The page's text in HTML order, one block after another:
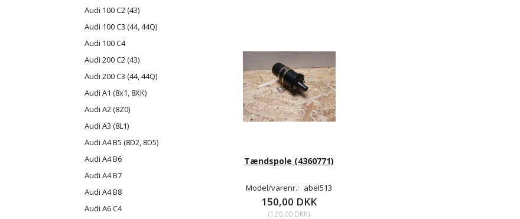
Audi 100 C2 (43)
Audi 100 C3 (44, 44Q)
Audi 100 C4
Audi 200 C2 (43)
Audi 200 C3 (44, 44Q)
Audi A1 (8x1, 8XK)
Audi A2 (8Z0)
Audi A3 (8L1)
Audi A4 B5 (8D2, 8D5)
Audi A4 B6
Audi A4 B7
Audi A4 B8
Audi A6 C4
Tændspole (4360771)
Model/varenr.: abel513
150,00 DKK
(120,00 DKK)